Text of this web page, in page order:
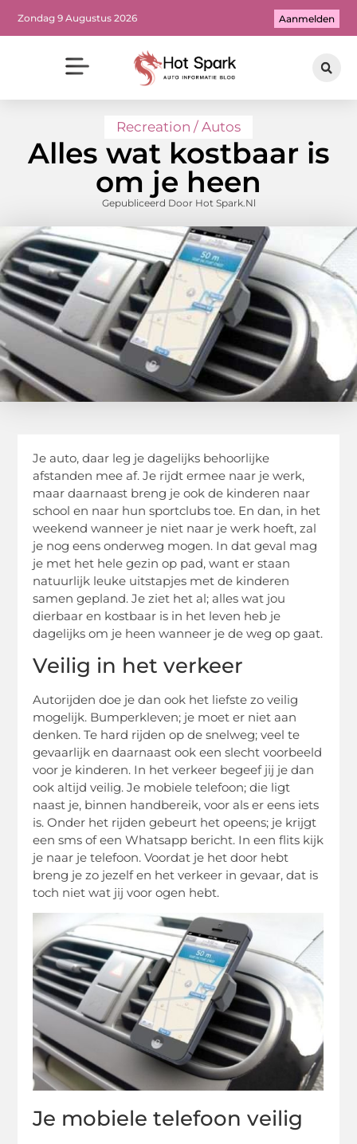
Zondag 9 Augustus 2026 Aanmelden
Recreation / Autos
Alles wat kostbaar is
om je heen
Gepubliceerd Door Hot Spark.nl
Je auto, daar leg je dagelijks behoorlijke
afstanden mee af. Je rijdt ermee naar je werk,
maar daarnaast breng je ook de kinderen naar
school en naar hun sportclubs toe. En dan, in het
weekend wanneer je niet naar je werk hoeft, zal
je nog eens onderweg mogen. In dat geval mag
je met het hele gezin op pad, want er staan
natuurlijk leuke uitstapjes met de kinderen
samen gepland. Je ziet het al; alles wat jou
dierbaar en kostbaar is in het leven heb je
dagelijks om je heen wanneer je de weg op gaat.
Veilig in het verkeer
Autorijden doe je dan ook het liefste zo veilig
mogelijk. Bumperkleven; je moet er niet aan
denken. Te hard rijden op de snelweg; veel te
gevaarlijk en daarnaast ook een slecht voorbeeld
voor je kinderen. In het verkeer begeef jij je dan
ook altijd veilig. Je mobiele telefoon; die ligt
naast je, binnen handbereik, voor als er eens iets
is. Onder het rijden gebeurt het opeens; je krijgt
een sms of een Whatsapp bericht. In een flits kijk
je naar je telefoon. Voordat je het door hebt
breng je zo jezelf en het verkeer in gevaar, dat is
toch niet wat jij voor ogen hebt.
Je mobiele telefoon veilig